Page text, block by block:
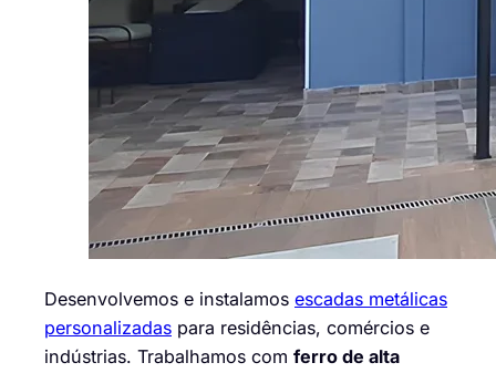
Desenvolvemos e instalamos escadas metálicas
personalizadas para residências, comércios e
indústrias. Trabalhamos com ferro de alta